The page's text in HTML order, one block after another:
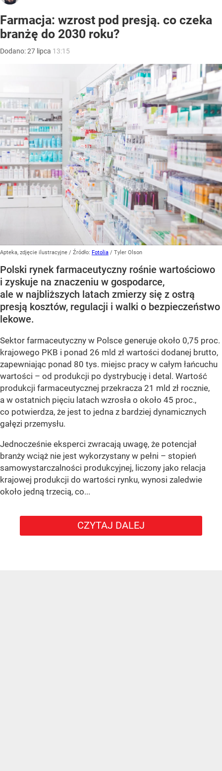
Farmacja: wzrost pod presją. co czeka
branżę do 2030 roku?
Dodano:27 lipca 13:15
Apteka, zdjęcie ilustracyjne / Źródło: Fotolia / Tyler Olson
Polski rynek farmaceutyczny rośnie wartościowo
i zyskuje na znaczeniu w gospodarce,
ale w najbliższych latach zmierzy się z ostrą
presją kosztów, regulacji i walki o bezpieczeństwo
lekowe.
Sektor farmaceutyczny w Polsce generuje około 0,75 proc.
krajowego PKB i ponad 26 mld zł wartości dodanej brutto,
zapewniając ponad 80 tys. miejsc pracy w całym łańcuchu
wartości – od produkcji po dystrybucję i detal. Wartość
produkcji farmaceutycznej przekracza 21 mld zł rocznie,
a w ostatnich pięciu latach wzrosła o około 45 proc.,
co potwierdza, że jest to jedna z bardziej dynamicznych
gałęzi przemysłu.
Jednocześnie eksperci zwracają uwagę, że potencjał
branży wciąż nie jest wykorzystany w pełni – stopień
samowystarczalności produkcyjnej, liczony jako relacja
krajowej produkcji do wartości rynku, wynosi zaledwie
około jedną trzecią, co...
CZYTAJ DALEJ